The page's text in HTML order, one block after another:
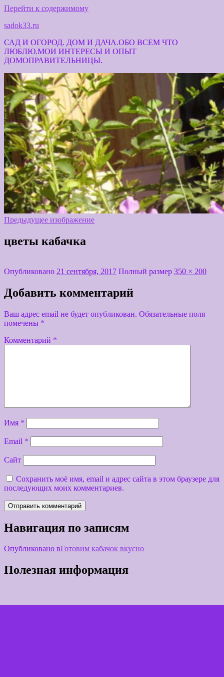
Перейти к содержимому
sadok33.ru
САД И ОГОРОД. ДОМ И ДАЧА.ОБО ВСЕМ ЧТО
ЛЮБЛЮ.МОИ ИНТЕРЕСЫ И ОПЫТ
ДОМОПРАВИТЕЛЬНИЦЫ.
Предыдущее изображение
цветы кабачка
Опубликовано 21 сентября, 2017 Полный размер 350 × 200
Добавить комментарий
Ваш адрес email не будет опубликован. Обязательные поля
помечены *
Комментарий *
Имя *
Email *
Сайт
Сохранить моё имя, email и адрес сайта в этом браузере для
последующих моих комментариев.
Навигация по записям
Опубликовано вГотовим кабачок вкусно
Полезная информация